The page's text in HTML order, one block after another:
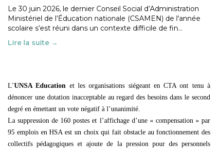
Le 30 juin 2026, le dernier Conseil Social d’Administration
Ministériel de l’Éducation nationale (CSAMEN) de l'année
scolaire s’est réuni dans un contexte difficile de fin…
Lire la suite →
L’UNSA Education et les organisations siégeant en CTA ont tenu à
dénoncer une dotation inacceptable au regard des besoins dans le second
degré en émettant un vote négatif à l’unanimité.
La suppression de 160 postes et l’affichage d’une « compensation » par
95 emplois en HSA est un choix qui fait obstacle au fonctionnement des
collectifs pédagogiques et ajoute de la pression pour des personnels